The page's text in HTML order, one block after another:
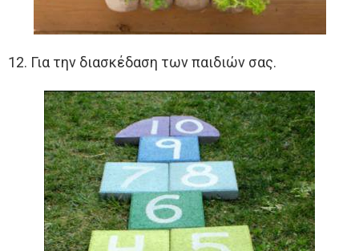
12. Για την διασκέδαση των παιδιών σας.